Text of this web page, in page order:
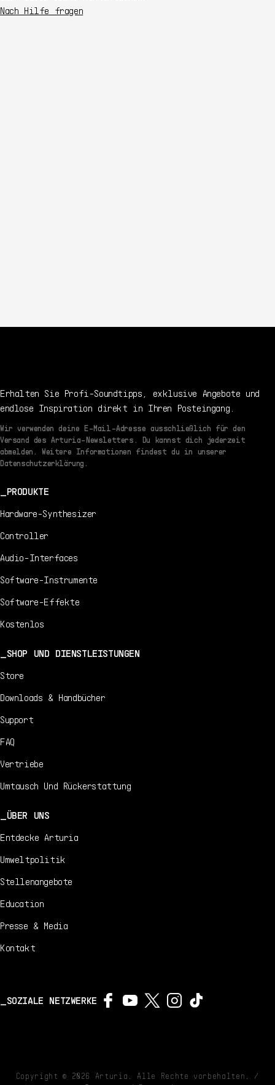
Nach Hilfe fragen
Erhalten Sie Profi-Soundtipps, exklusive Angebote und
endlose Inspiration direkt in Ihren Posteingang.
Wir verwenden deine E-Mail-Adresse ausschließlich für den
Versand des Arturia-Newsletters. Du kannst dich jederzeit
abmelden. Weitere Informationen findest du in unserer
Datenschutzerklärung.
PRODUKTE
Hardware-Synthesizer
Controller
Audio-Interfaces
Software-Instrumente
Software-Effekte
Kostenlos
SHOP UND DIENSTLEISTUNGEN
Store
Downloads & Handbücher
Support
FAQ
Vertriebe
Umtausch Und Rückerstattung
ÜBER UNS
Entdecke Arturia
Umweltpolitik
Stellenangebote
Education
Presse & Media
Kontakt
SOZIALE NETZWERKE
Copyright © 2026
Arturia. Alle Rechte vorbehalten. /